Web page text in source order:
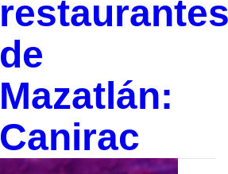
de
Mazatlán:
Canirac